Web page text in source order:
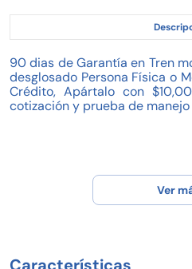
90 dias de Garantía en Tren
desglosado Persona Física o
Crédito, Apártalo con
cotización y prueba de
Ver
Características